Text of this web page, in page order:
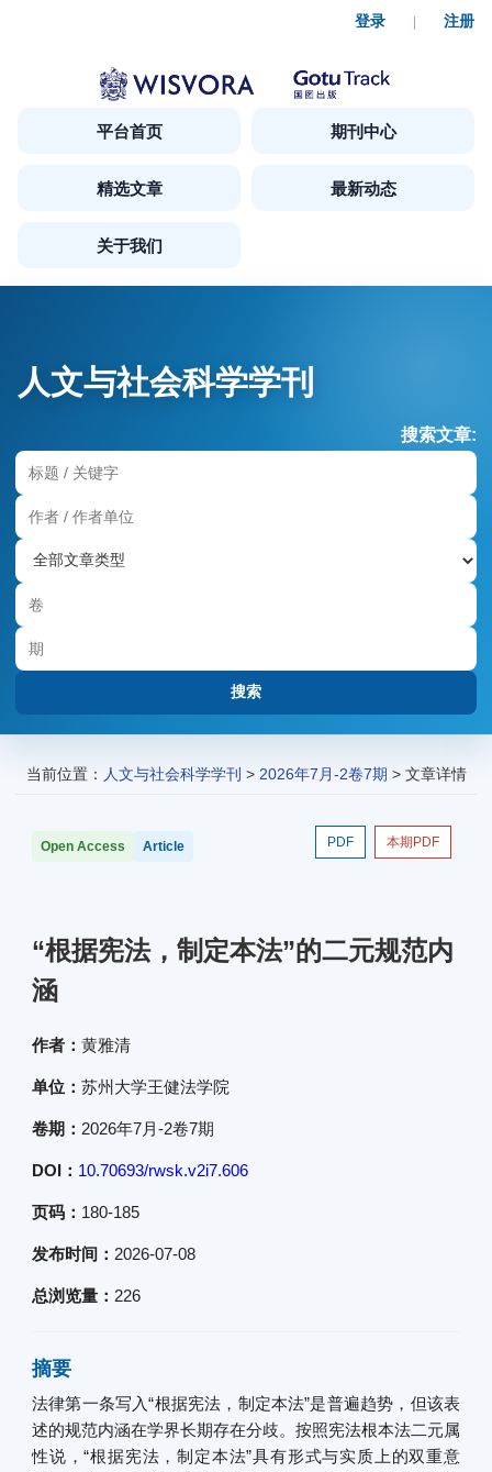
登录 | 注册
平台首页 期刊中心
精选文章 最新动态
关于我们
人文与社会科学学刊
搜索文章:
当前位置： 人文与社会科学学刊 > 2026年7月-2卷7期 > 文章详情
PDF 本期PDF
Open Access Article
“根据宪法，制定本法”的二元规范内
涵
作者： 黄雅清
单位： 苏州大学王健法学院
卷期： 2026年7月-2卷7期
DOI： 10.70693/rwsk.v2i7.606
页码： 180-185
发布时间： 2026-07-08
总浏览量： 226
摘要
法律第一条写入“根据宪法，制定本法”是普遍趋势，但该表
述的规范内涵在学界长期存在分歧。按照宪法根本法二元属
性说，“根据宪法，制定本法”具有形式与实质上的双重意